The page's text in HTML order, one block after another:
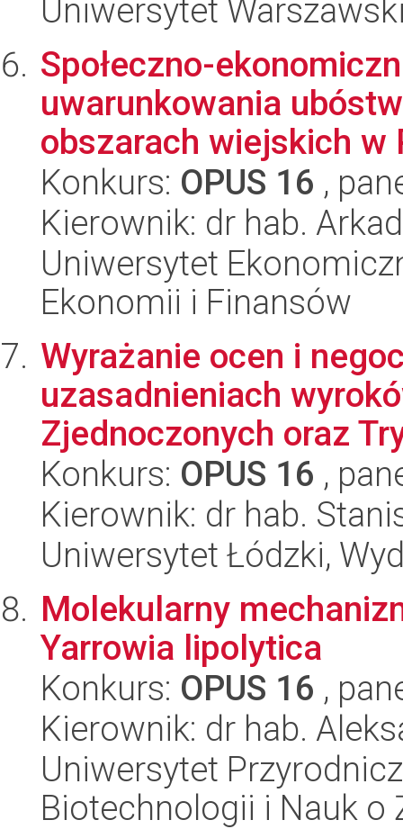
Uniwersytet
Społeczno-
uwarunkowania
obszarach wiejskich w
Konkurs: OPUS 16 ,
Kierownik: dr hab.
Uniwersytet
Ekonomii i Finansów
Wyrażanie ocen i
uzasadnieniach
Zjednoczonych oraz
Konkurs: OPUS 16 ,
Kierownik: dr hab.
Uniwersytet Łódzki,
Molekularny
Yarrowia lipolytica
Konkurs: OPUS 16 ,
Kierownik: dr hab.
Uniwersytet
Biotechnologii i Nauk o